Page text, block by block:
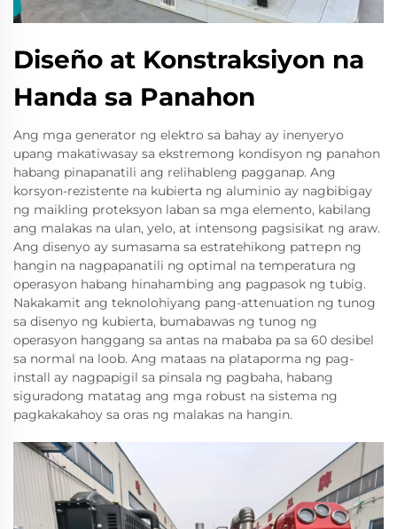
Diseño at Konstraksiyon na
Handa sa Panahon
Ang mga generator ng elektro sa bahay ay inenyeryo
upang makatiwasay sa ekstremong kondisyon ng panahon
habang pinapanatili ang relihableng pagganap. Ang
korsyon-rezistente na kubierta ng aluminio ay nagbibigay
ng maikling proteksyon laban sa mga elemento, kabilang
ang malakas na ulan, yelo, at intensong pagsisikat ng araw.
Ang disenyo ay sumasama sa estratehikong patтерn ng
hangin na nagpapanatili ng optimal na temperatura ng
operasyon habang hinahambing ang pagpasok ng tubig.
Nakakamit ang teknolohiyang pang-attenuation ng tunog
sa disenyo ng kubierta, bumabawas ng tunog ng
operasyon hanggang sa antas na mababa pa sa 60 desibel
sa normal na loob. Ang mataas na plataporma ng pag-
install ay nagpapigil sa pinsala ng pagbaha, habang
siguradong matatag ang mga robust na sistema ng
pagkakakahoy sa oras ng malakas na hangin.